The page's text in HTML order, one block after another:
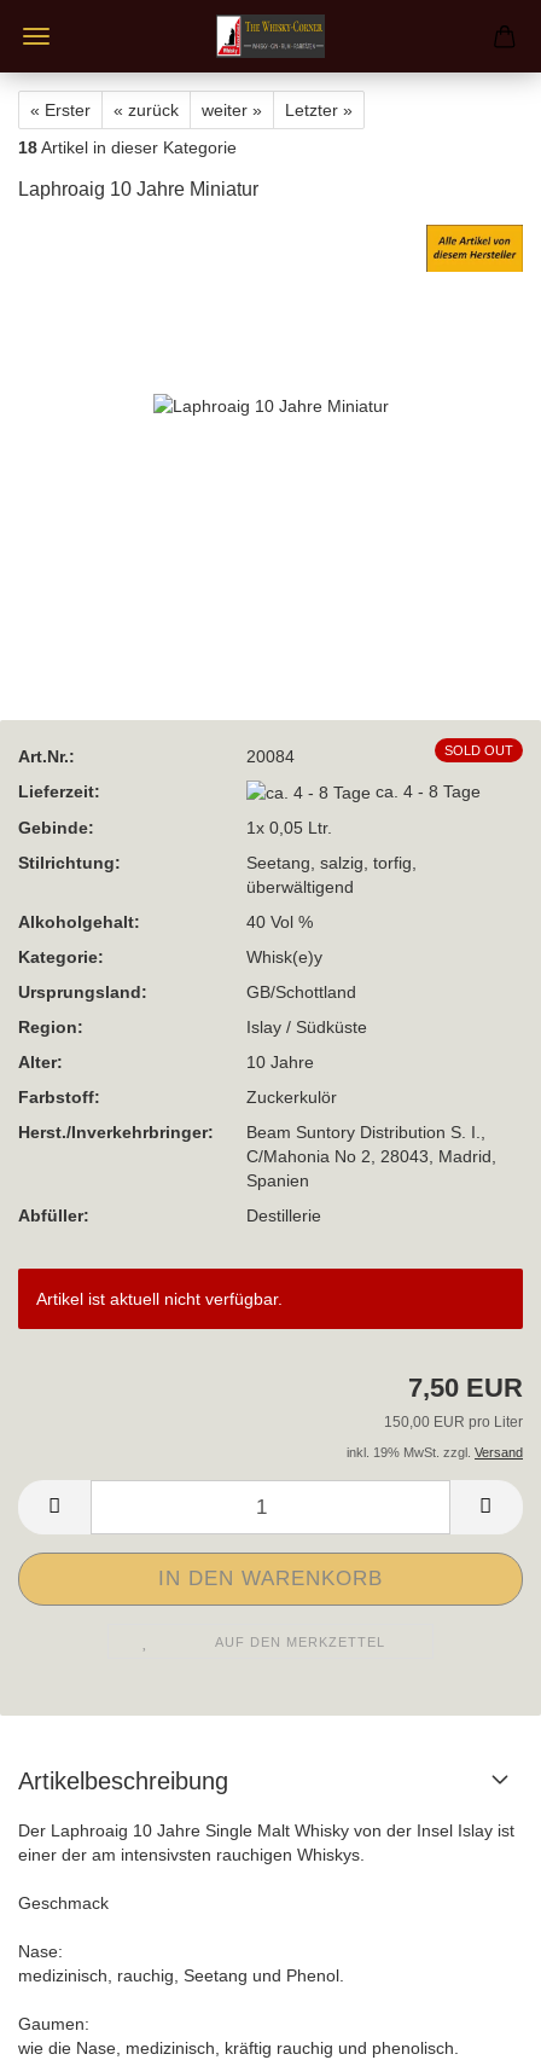
« Erster « zurück weiter »
Letzter »
18Artikel in dieser Kategorie
Laphroaig 10 Jahre Miniatur
SOLD OUT
Art.Nr.:
20084
Lieferzeit:
ca. 4 - 8 Tage
Gebinde:
1x 0,05 Ltr.
Stilrichtung:
Seetang, salzig, torfig,
überwältigend
Alkoholgehalt:
40 Vol %
Kategorie:
Whisk(e)y
Ursprungsland:
GB/Schottland
Region:
Islay / Südküste
Alter:
10 Jahre
Farbstoff:
Zuckerkulör
Herst./Inverkehrbringer:
Beam Suntory Distribution S. I.,
C/Mahonia No 2, 28043, Madrid,
Spanien
Abfüller:
Destillerie
Artikel ist aktuell nicht verfügbar.
7,50 EUR
150,00 EUR pro Liter
inkl. 19% MwSt. zzgl. Versand
AUF DEN MERKZETTEL
Artikelbeschreibung
Der Laphroaig 10 Jahre Single Malt Whisky von der Insel Islay ist
einer der am intensivsten rauchigen Whiskys.
Geschmack
Nase:
medizinisch, rauchig, Seetang und Phenol.
Gaumen:
wie die Nase, medizinisch, kräftig rauchig und phenolisch.